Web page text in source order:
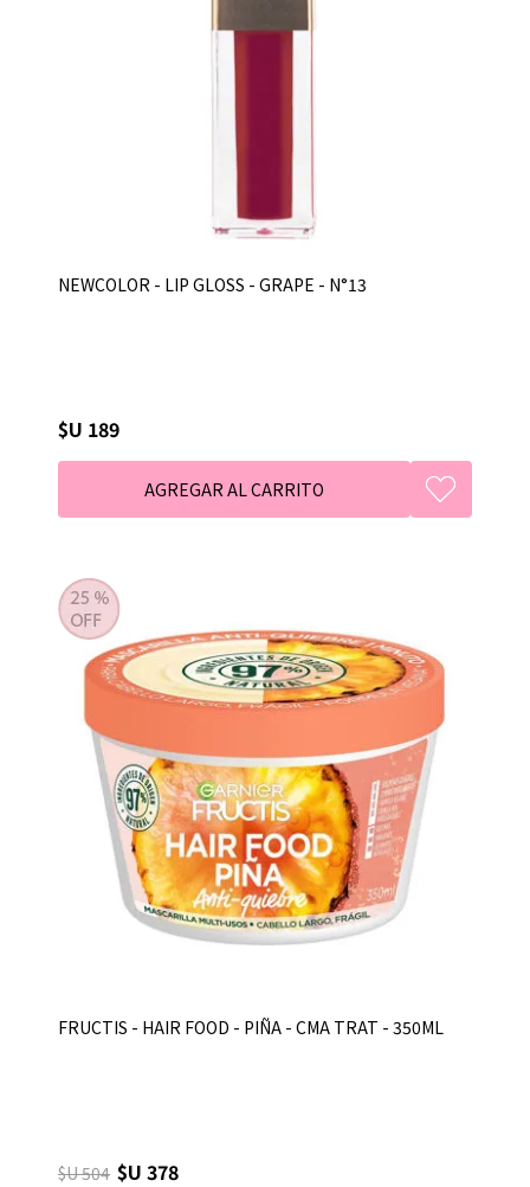
NEWCOLOR - LIP GLOSS - GRAPE - N°13
$U 189
FRUCTIS - HAIR FOOD - PIÑA - CMA TRAT - 350ML
$U 504 $U 378